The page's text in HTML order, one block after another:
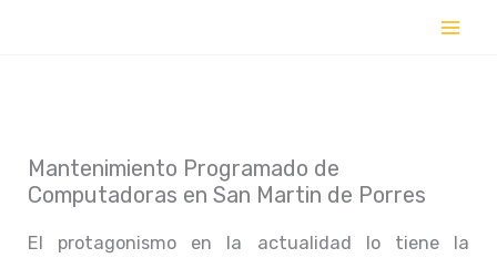
Mantenimiento Programado de
Computadoras en San Martin de Porres
El protagonismo en la actualidad lo tiene la